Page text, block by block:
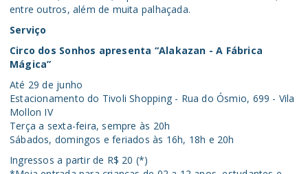
entre outros, além de muita palhaçada.
Serviço
Circo dos Sonhos apresenta “Alakazan - A Fábrica
Mágica”
Até 29 de junho
Estacionamento do Tivoli Shopping - Rua do Ósmio, 699 - Vila
Mollon IV
Terça a sexta-feira, sempre às 20h
Sábados, domingos e feriados às 16h, 18h e 20h
Ingressos a partir de R$ 20 (*)